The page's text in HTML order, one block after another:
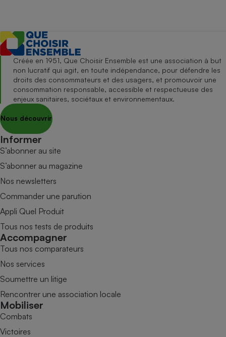
Créée en 1951, Que Choisir Ensemble est une association à but
non lucratif qui agit, en toute indépendance, pour défendre les
droits des consommateurs et des usagers, et promouvoir une
consommation responsable, accessible et respectueuse des
enjeux sanitaires, sociétaux et environnementaux.
Nous découvrir
Informer
S’abonner au site
S’abonner au magazine
Nos newsletters
Commander une parution
Appli Quel Produit
Tous nos tests de produits
Accompagner
Tous nos comparateurs
Nos services
Soumettre un litige
Rencontrer une association locale
Mobiliser
Combats
Victoires